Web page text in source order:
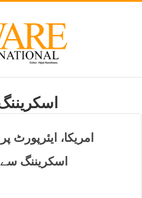
امریکا، ایئرپورٹ
اسکریننگ